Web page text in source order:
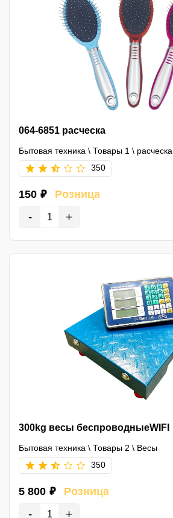
064-6851 расческа
Бытовая техника \ Товары 1 \ расческа
350
150 ₽ Розница
- +
300kg весы беспроводныеWIFI
Бытовая техника \ Товары 2 \ Весы
350
5 800 ₽ Розница
- +